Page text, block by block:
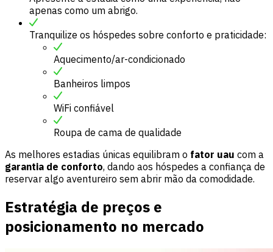
apenas como um abrigo.
Tranquilize os hóspedes sobre conforto e praticidade:
Aquecimento/ar-condicionado
Banheiros limpos
WiFi confiável
Roupa de cama de qualidade
As melhores estadias únicas equilibram o fator uau com a
garantia de conforto, dando aos hóspedes a confiança de
reservar algo aventureiro sem abrir mão da comodidade.
Estratégia de preços e
posicionamento no mercado